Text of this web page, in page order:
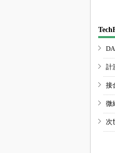
計
接
微
次